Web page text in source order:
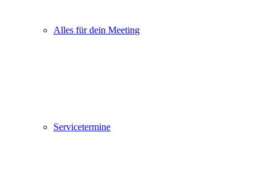
Alles für dein Meeting
Servicetermine